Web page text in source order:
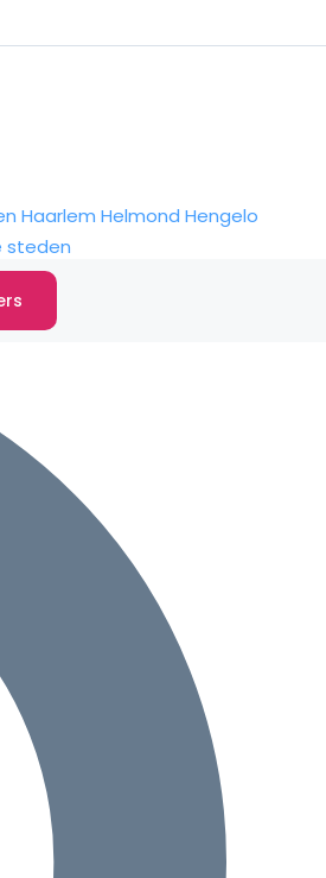
Haarlem Helmond Hengelo
steden